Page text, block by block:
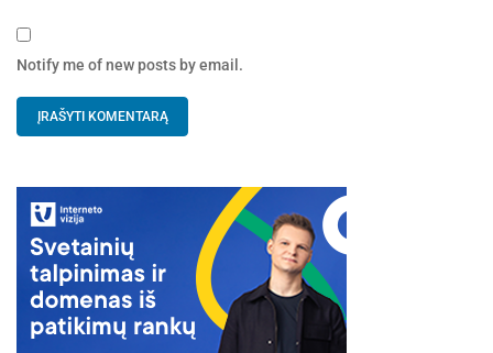
Notify me of new posts by email.